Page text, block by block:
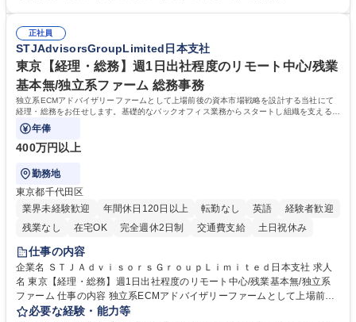
務人事】経験者歓迎！/阪急阪神HDグループ/年休124日
囲のメンバーと協調しつつ主体性を持って能動的に業務を推進できる方 学
歴・資格 学歴：大学院 大学 高専 短大 専修学校 高校 語学力： 資格：
正社員
STJAdvisorsGroupLimited日本支社
東京【経理・総務】週1日出社程度のリモート中心/残業
基本無/独立系ファーム 総務事務
独立系ECMアドバイザリーファームとして上場前後の資本市場戦略を設計する当社にて
経理・総務をお任せします。基礎的なバックオフィス業務からスタートし組織を支える専
任担当として広く活躍できる環境です。
年俸
400万円以上
勤務地
東京都千代田区
業界未経験歓迎
年間休日120日以上 転勤なし 英語
経験者歓迎
残業なし
在宅OK 完全週休2日制 交通費支給 土日祝休み
仕事の内容
企業名 ＳＴＪＡｄｖｉｓｏｒｓＧｒｏｕｐＬｉｍｉｔｅｄ日本支社 求人
名 東京【経理・総務】週1日出社程度のリモート中心/残業基本無/独立系
ファーム 仕事の内容 独立系ECMアドバイザリーファームとして上場前後
の資本市場戦略を設計する当社にて経理・総務をお任せします。基礎的な
必要な経験・能力等